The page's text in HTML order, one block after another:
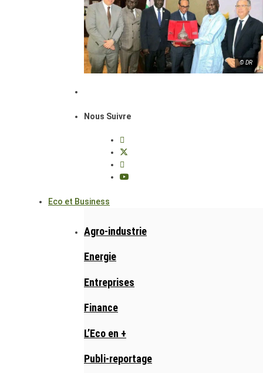
© DR
Nous Suivre
Eco et Business
Agro-industrie
Energie
Entreprises
Finance
L’Eco en +
Publi-reportage